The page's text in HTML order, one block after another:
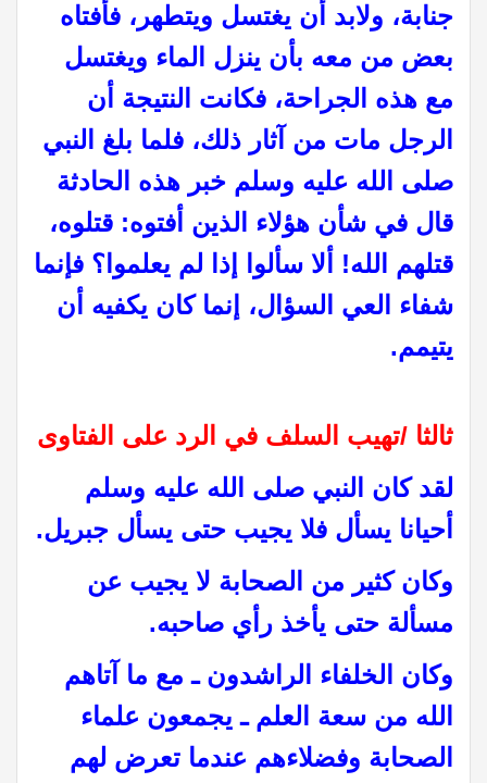
جنابة، ولابد أن يغتسل ويتطهر، فأفتاه
بعض من معه بأن ينزل الماء ويغتسل
مع هذه الجراحة، فكانت النتيجة أن
الرجل مات من آثار ذلك، فلما بلغ النبي
صلى الله عليه وسلم خبر هذه الحادثة
قال في شأن هؤلاء الذين أفتوه: قتلوه،
قتلهم الله! ألا سألوا إذا لم يعلموا؟ فإنما
شفاء العي السؤال، إنما كان يكفيه أن
يتيمم.
ثالثا /تهيب السلف في الرد على الفتاوى
لقد كان النبي صلى الله عليه وسلم
أحيانا يسأل فلا يجيب حتى يسأل جبريل.
وكان كثير من الصحابة لا يجيب عن
مسألة حتى يأخذ رأي صاحبه.
وكان الخلفاء الراشدون ـ مع ما آتاهم
الله من سعة العلم ـ يجمعون علماء
الصحابة وفضلاءهم عندما تعرض لهم